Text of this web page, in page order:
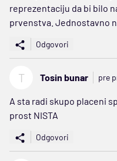
reprezentaciju da bi bilo
prvenstva. Jednostavno
Odgovori
T Tosin bunar pre
A sta radi skupo placeni
prost NISTA
Odgovori